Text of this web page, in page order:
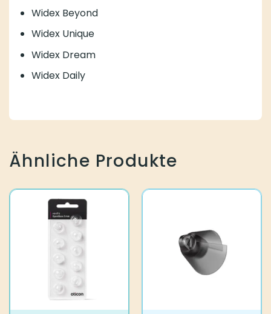
Widex Beyond
Widex Unique
Widex Dream
Widex Daily
Ähnliche Produkte